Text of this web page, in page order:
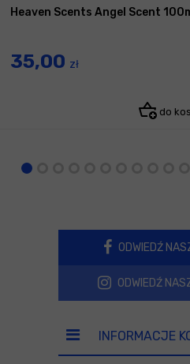
Heaven Scents Angel Scent
35,00 zł
do
ODWIEDŹ
ODWIEDŹ
INFORMACJE